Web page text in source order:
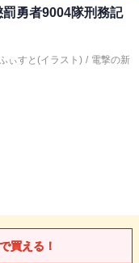
勇者9004隊刑務記
ぃすと(イラスト) / 電撃の新
買える！